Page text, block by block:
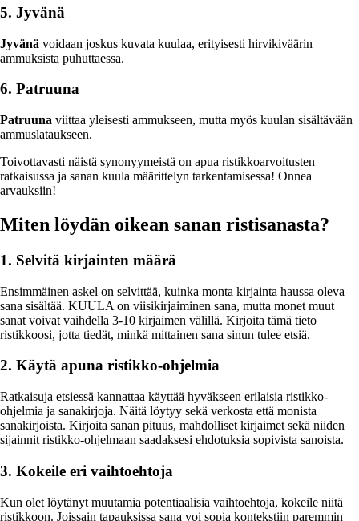
5. Jyvänä
Jyvänä voidaan joskus kuvata kuulaa, erityisesti hirvikiväärin
ammuksista puhuttaessa.
6. Patruuna
Patruuna viittaa yleisesti ammukseen, mutta myös kuulan sisältävään
ammuslataukseen.
Toivottavasti näistä synonyymeistä on apua ristikkoarvoitusten
ratkaisussa ja sanan kuula määrittelyn tarkentamisessa! Onnea
arvauksiin!
Miten löydän oikean sanan ristisanasta?
1. Selvitä kirjainten määrä
Ensimmäinen askel on selvittää, kuinka monta kirjainta haussa oleva
sana sisältää. KUULA on viisikirjaiminen sana, mutta monet muut
sanat voivat vaihdella 3-10 kirjaimen välillä. Kirjoita tämä tieto
ristikkoosi, jotta tiedät, minkä mittainen sana sinun tulee etsiä.
2. Käytä apuna ristikko-ohjelmia
Ratkaisuja etsiessä kannattaa käyttää hyväkseen erilaisia ristikko-
ohjelmia ja sanakirjoja. Näitä löytyy sekä verkosta että monista
sanakirjoista. Kirjoita sanan pituus, mahdolliset kirjaimet sekä niiden
sijainnit ristikko-ohjelmaan saadaksesi ehdotuksia sopivista sanoista.
3. Kokeile eri vaihtoehtoja
Kun olet löytänyt muutamia potentiaalisia vaihtoehtoja, kokeile niitä
ristikkoon. Joissain tapauksissa sana voi sopia kontekstiin paremmin